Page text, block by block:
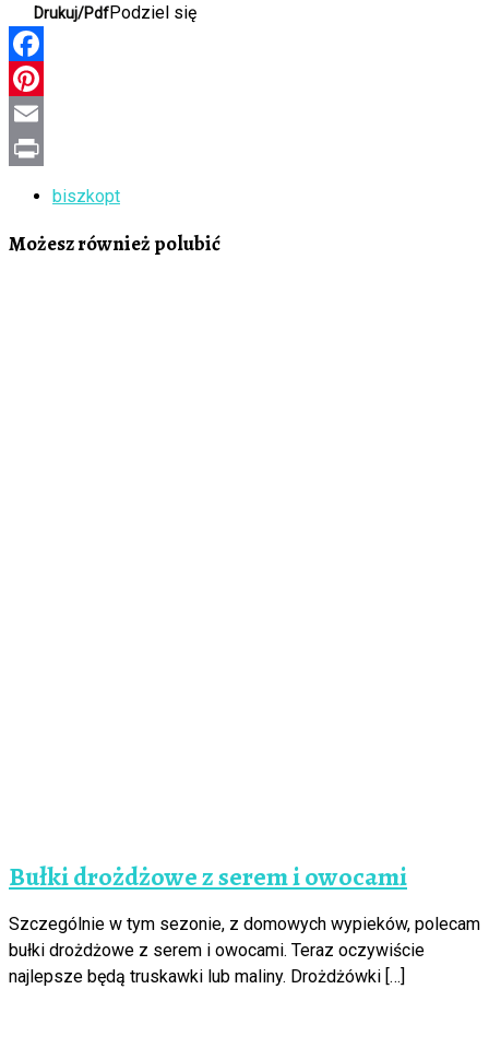
Drukuj/PdfPodziel się
Facebook
Pinterest
Email
biszkopt
Możesz również polubić
Bułki drożdżowe z serem i owocami
Szczególnie w tym sezonie, z domowych wypieków, polecam
bułki drożdżowe z serem i owocami. Teraz oczywiście
najlepsze będą truskawki lub maliny. Drożdżówki […]